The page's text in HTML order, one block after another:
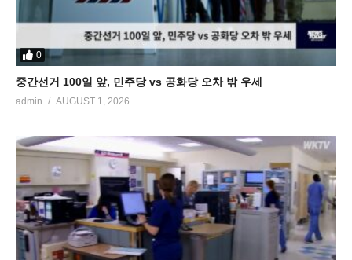
0
중간선거 100일 앞, 민주당 vs 공화당 오차 밖 우세
admin AUGUST 1, 2026